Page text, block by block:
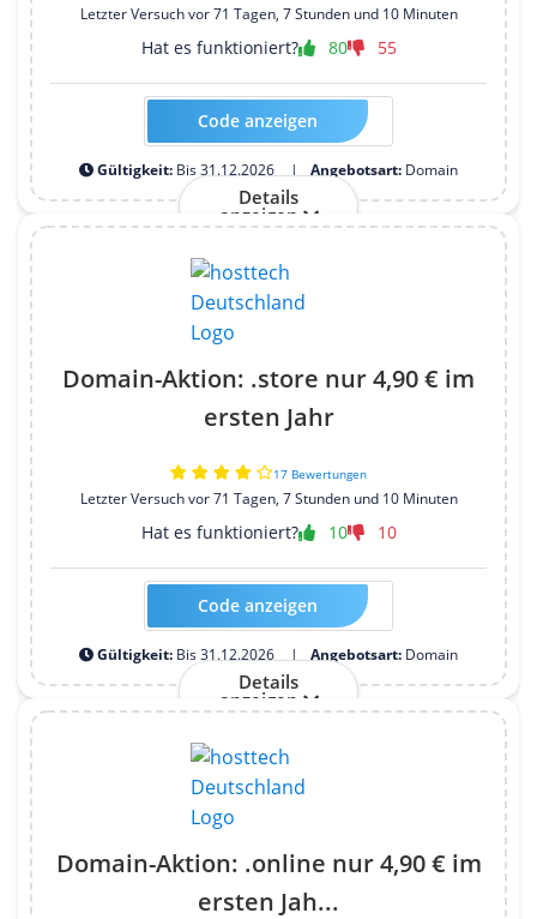
Letzter Versuch vor 71 Tagen, 7 Stunden und 10 Minuten
Hat es funktioniert? 80 55
Kein Code erforderlich
Code anzeigen
Gültigkeit: Bis 31.12.2026 Angebotsart: Domain
Details
anzeigen
Domain-Aktion: .store nur 4,90 € im
ersten Jahr
17 Bewertungen
Letzter Versuch vor 71 Tagen, 7 Stunden und 10 Minuten
Hat es funktioniert? 10 10
Kein Code erforderlich
Code anzeigen
Gültigkeit: Bis 31.12.2026 Angebotsart: Domain
Details
anzeigen
Domain-Aktion: .online nur 4,90 € im
ersten Jah...